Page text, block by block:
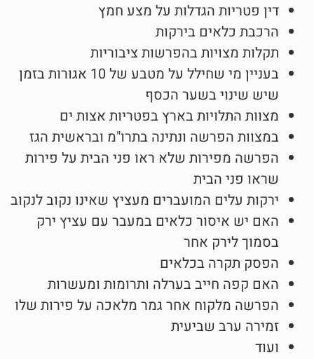
דין פטריות הגדלות על מצע חמץ
הרכבת כלאים בירקות
תקלות מצויות בהפרשות ציבוריות
בעניין מי שחילל על מטבע של 10 אגורות בזמן
שיש שינוי בשער הכסף
מצוות התלויות בארץ בפטריות אצות ים
במצוות הפרשה ונתינה בתרו"מ ובראשית הגז
הפרשה מפירות שלא ראו פני הבית על פירות
שראו פני הבית
ירקות עלים המועברים מעציץ שאינו נקוב לנקוב
האם יש איסור כלאים במעבר עם עציץ ירק
בסמוך לירק אחר
הפסק תקרה בכלאים
האם קפה חייב בערלה ותרומות ומעשרות
הפרשה מלקוח אחר גמר מלאכה על פירות שלו
זמירה ערב שביעית
ועוד